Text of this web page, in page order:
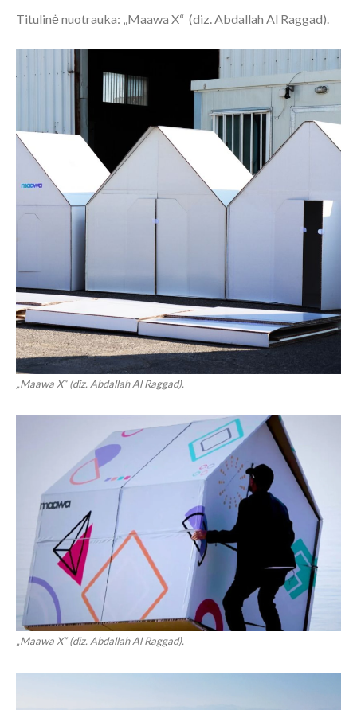
Titulinė nuotrauka: „Maawa X“ (diz. Abdallah Al Raggad).
„Maawa X“ (diz. Abdallah Al Raggad).
„Maawa X“ (diz. Abdallah Al Raggad).